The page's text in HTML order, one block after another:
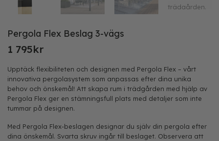
Pergola Flex Beslag 3-vägs
1 795kr
Upptäck flexibiliteten och designen med Pergola Flex – vårt
innovativa pergolasystem som anpassas efter dina unika
behov och önskemål! Att skapa rum i trädgården med hjälp av
Pergola Flex ger en stämningsfull plats med detaljer som inte
tummar på designen.
Med Pergola Flex-beslagen designar du själv din pergola efter
dina önskemål. Svarta skruv ingår till beslaget. Observera att